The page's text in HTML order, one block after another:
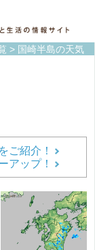
> 国崎半島の天気
ご紹介！
アップ！